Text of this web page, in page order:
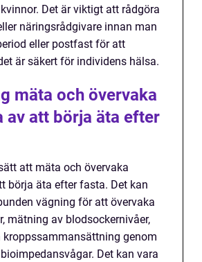
Det är viktigt att rådgöra
näringsrådgivare innan man
eller postfast för att
är säkert för individens hälsa.
mäta och övervaka
av att börja äta efter
att mäta och övervaka
börja äta efter fasta. Det kan
vägning för att övervaka
mätning av blodsockernivåer,
kroppssammansättning genom
Det kan vara